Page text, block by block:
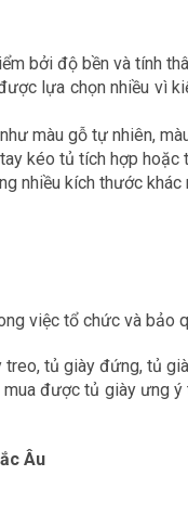
bởi độ bền và tính
lựa chọn nhiều vì
màu gỗ tự nhiên,
kéo tủ tích hợp hoặc
nhiều kích thước khác
việc tổ chức và bảo
treo, tủ giày đứng, tủ
được tủ giày ưng
Âu